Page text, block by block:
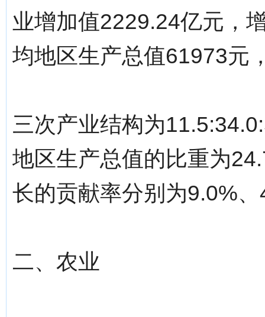
业增加值2229.24亿元，
均地区生产总值61973元
三次产业结构为
地区生产总值的比重为
长的贡献率分别为9.0%
二、农业